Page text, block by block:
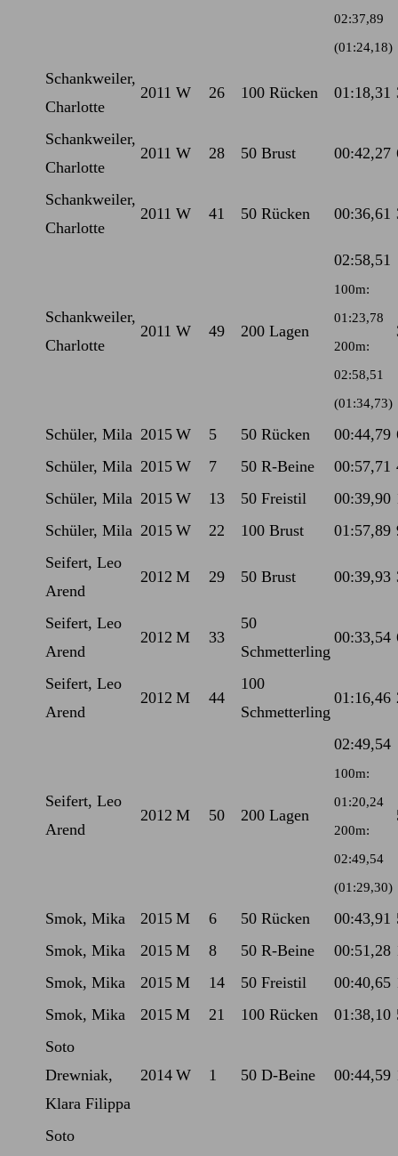
02:37,89
(01:24,18)
Schankweiler,
Charlotte
2011 W 26 100 Rücken 01:18,31
Schankweiler,
Charlotte
2011 W 28 50 Brust 00:42,27
Schankweiler,
Charlotte
2011 W 41 50 Rücken 00:36,61
Schankweiler,
Charlotte
2011 W 49 200 Lagen
02:58,51
100m:
01:23,78
200m:
02:58,51
(01:34,73)
Schüler, Mila 2015 W 5 50 Rücken 00:44,79
Schüler, Mila 2015 W 7 50 R-Beine 00:57,71
Schüler, Mila 2015 W 13 50 Freistil 00:39,90
Schüler, Mila 2015 W 22 100 Brust 01:57,89
Seifert, Leo
Arend
2012 M 29 50 Brust 00:39,93
Seifert, Leo
Arend
2012 M 33
50
Schmetterling
00:33,54
Seifert, Leo
Arend
2012 M 44
100
Schmetterling
01:16,46
Seifert, Leo
Arend
2012 M 50 200 Lagen
02:49,54
100m:
01:20,24
200m:
02:49,54
(01:29,30)
Smok, Mika 2015 M 6 50 Rücken 00:43,91
Smok, Mika
2015 M 8 50 R-Beine 00:51,28
Smok, Mika
2015 M 14 50 Freistil 00:40,65
Smok, Mika
2015 M 21 100 Rücken 01:38,10
Soto
Drewniak,
Klara Filippa
2014 W 1 50 D-Beine 00:44,59
Soto